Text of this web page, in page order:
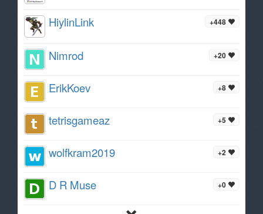
+448
HiylinLink
+20
Nimrod
+8
ErikKoev
+5
tetrisgameaz
+2
wolfkram2019
+0
D R Muse